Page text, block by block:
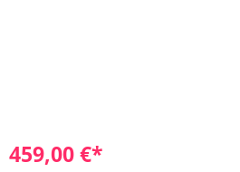
459,00 €*